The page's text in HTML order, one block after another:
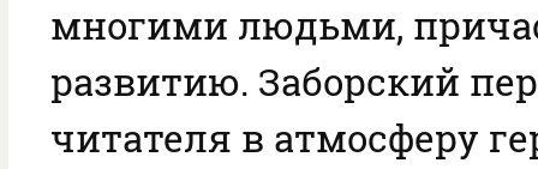
многими людьми,
развитию. Заборский
читателя в атмосферу